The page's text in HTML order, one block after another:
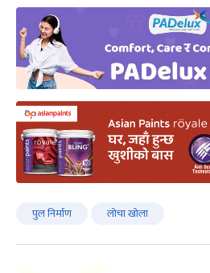
पुल निर्माण लोचा खोला